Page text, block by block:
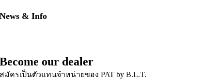
News & Info
Become our dealer
สมัครเป็นตัวแทนจำหน่ายของ PAT by B.L.T.